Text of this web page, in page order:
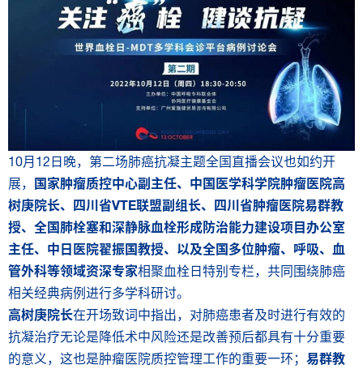
10月12日晚，第二场肺癌抗凝主题全国直播会议也如约开
展， 国家肿瘤质控中心副主任、中国医学科学院肿瘤医院高
树庚院长、四川省VTE联盟副组长、四川省肿瘤医院易群教
授、全国肺栓塞和深静脉血栓形成防治能力建设项目办公室
主任、中日医院翟振国教授、以及全国多位肿瘤、呼吸、血
管外科等领域资深专家相聚血栓日特别专栏，共同围绕肺癌
相关经典病例进行多学科研讨。
高树庚院长在开场致词中指出，对肺癌患者及时进行有效的
抗凝治疗无论是降低术中风险还是改善预后都具有十分重要
的意义，这也是肿瘤医院质控管理工作的重要一环； 易群教